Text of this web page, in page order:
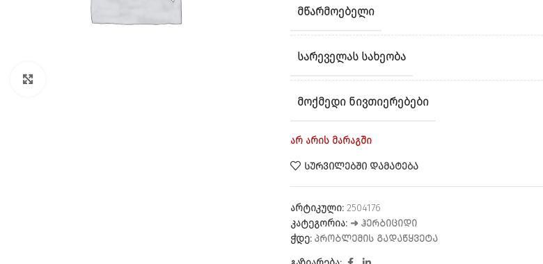
ᲛᲬᲐᲠᲛᲝᲔᲑᲔᲚᲘ
ᲡᲐᲠᲔᲕᲔᲚᲐᲡ ᲡᲐᲮᲔᲝᲑᲐ
ᲛᲝᲥᲛᲔᲓᲘ ᲜᲘᲕᲗᲘᲔᲠᲔᲑᲔᲑᲘ
არ არის მარაგში
ᲡᲣᲠᲕᲘᲚᲔᲑᲨᲘ ᲓᲐᲛᲐᲢᲔᲑᲐ
არტიკული:2504176
კატეგორია: ➜ ᲰᲔᲠᲑᲘᲪᲘᲓᲘ
ჭდე: ᲞᲠᲝᲑᲚᲔᲛᲘᲡ ᲒᲐᲓᲐᲬᲧᲕᲔᲢᲐ